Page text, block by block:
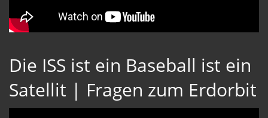
Die ISS ist ein Baseball ist ein
Satellit | Fragen zum Erdorbit